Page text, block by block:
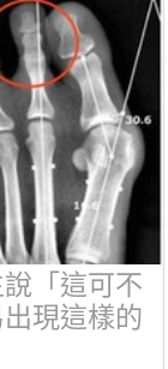
「這可不
現這樣的